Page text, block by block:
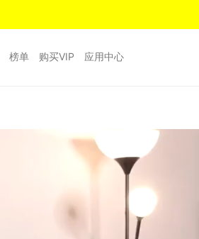
榜单 购买VIP 应用中心